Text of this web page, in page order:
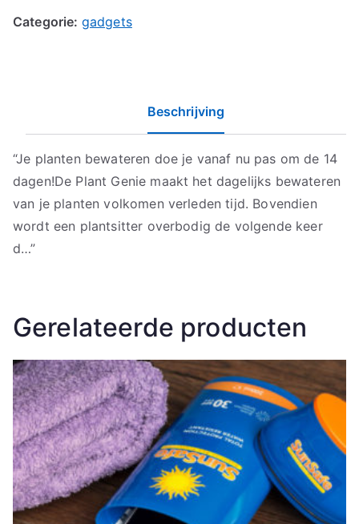
Categorie: gadgets
Beschrijving
“Je planten bewateren doe je vanaf nu pas om de 14
dagen!De Plant Genie maakt het dagelijks bewateren
van je planten volkomen verleden tijd. Bovendien
wordt een plantsitter overbodig de volgende keer
d…”
Gerelateerde producten